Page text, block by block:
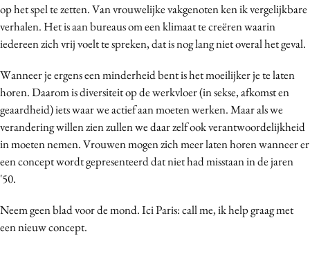
op het spel te zetten. Van vrouwelijke vakgenoten ken ik vergelijkbare
verhalen. Het is aan bureaus om een klimaat te creëren waarin
iedereen zich vrij voelt te spreken, dat is nog lang niet overal het geval.
Wanneer je ergens een minderheid bent is het moeilijker je te laten
horen. Daarom is diversiteit op de werkvloer (in sekse, afkomst en
geaardheid) iets waar we actief aan moeten werken. Maar als we
verandering willen zien zullen we daar zelf ook verantwoordelijkheid
in moeten nemen. Vrouwen mogen zich meer laten horen wanneer er
een concept wordt gepresenteerd dat niet had misstaan in de jaren
'50.
Neem geen blad voor de mond. Ici Paris: call me, ik help graag met
een nieuw concept.